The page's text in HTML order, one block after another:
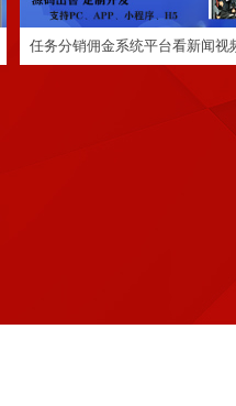
任务分销佣金系统平台看新闻视